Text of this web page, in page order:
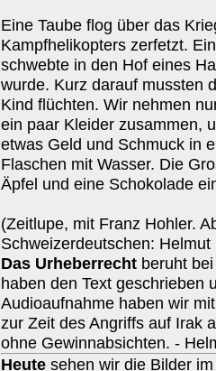
Eine Taube flog über das
Kampfhelikopters zerfetzt.
schwebte in den Hof eines
wurde. Kurz darauf mussten
Kind flüchten. Wir nehmen
ein paar Kleider zusammen,
etwas Geld und Schmuck in
Flaschen mit Wasser. Die
Äpfel und eine Schokolade
(Zeitlupe, mit Franz Hohler.
Schweizerdeutschen:
Das Urheberrechtberuht bei
haben den Text geschrieben
Audioaufnahme haben wir
zur Zeit des Angriffs auf Irak
ohne Gewinnabsichten. -
Heutesehen wir die Bilder